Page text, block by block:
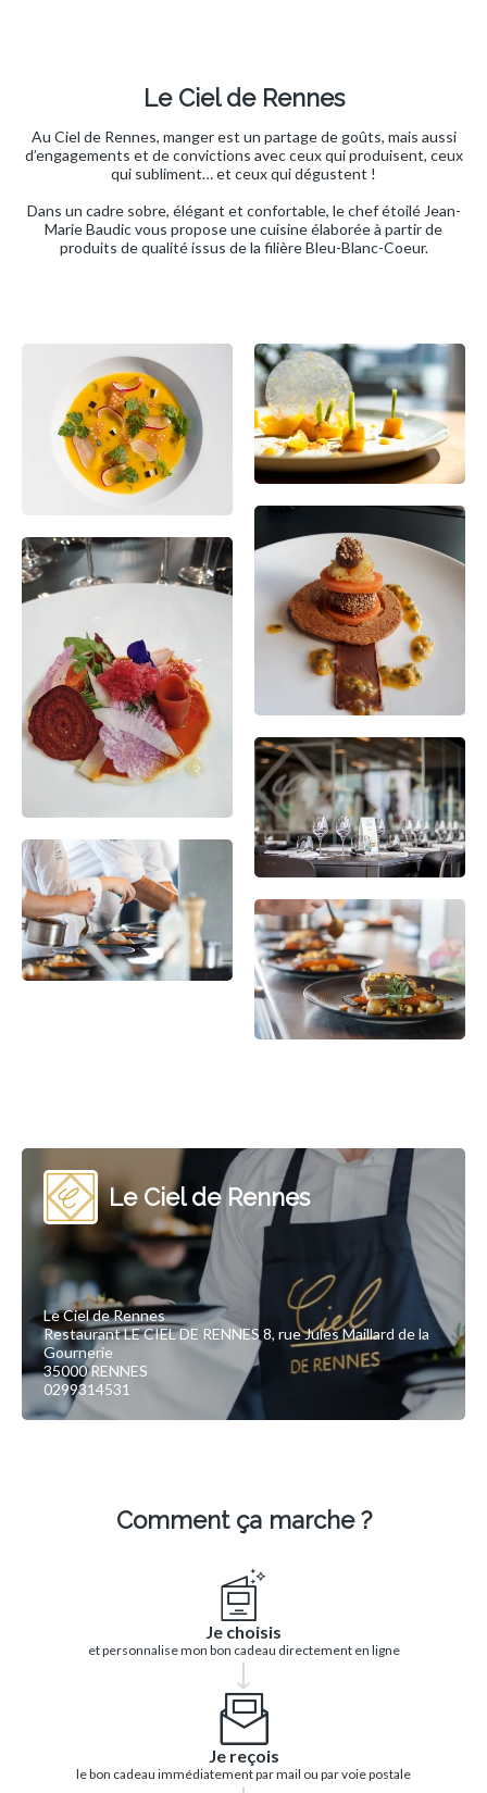
Le Ciel de Rennes
Au Ciel de Rennes, manger est un partage de goûts, mais aussi
d’engagements et de convictions avec ceux qui produisent, ceux
qui subliment… et ceux qui dégustent !
Dans un cadre sobre, élégant et confortable, le chef étoilé Jean-
Marie Baudic vous propose une cuisine élaborée à partir de
produits de qualité issus de la filière Bleu-Blanc-Coeur.
Le Ciel de Rennes
Le Ciel de Rennes
Restaurant LE CIEL DE RENNES 8, rue Jules Maillard de la
Gournerie
35000 RENNES
0299314531
Comment ça marche ?
Je choisis
et personnalise mon bon cadeau directement en ligne
Je reçois
le bon cadeau immédiatement par mail ou par voie postale